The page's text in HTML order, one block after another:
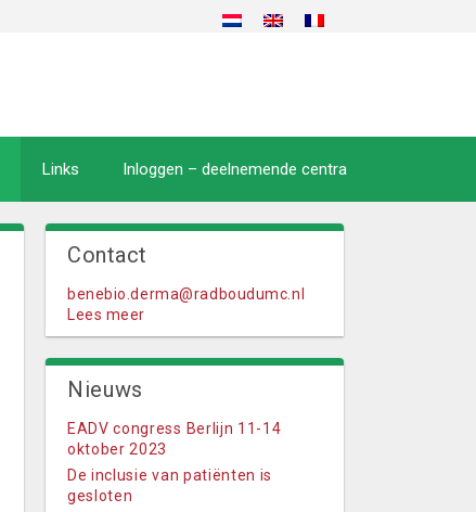
Links Inloggen – deelnemende centra
Contact
benebio.derma@radboudumc.nl
Lees meer
Nieuws
EADV congress Berlijn 11-14
oktober 2023
De inclusie van patiënten is
gesloten